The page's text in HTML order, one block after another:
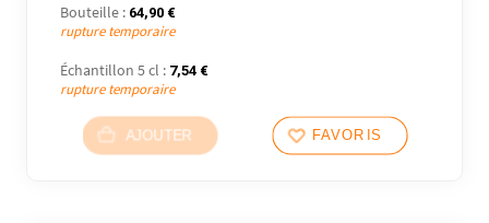
Bouteille : 64,90 €
rupture temporaire
Échantillon 5 cl : 7,54 €
rupture temporaire
AJOUTER FAVORIS